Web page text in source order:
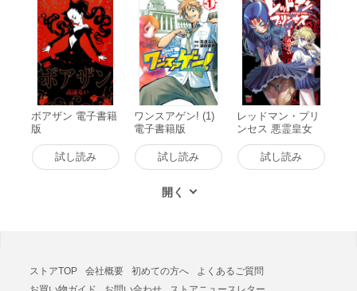
ボアザン 電子書籍
版
試し読み
ワンスアゲン! (1)
電子書籍版
試し読み
レッドマン・プリ
ンセス 悪霊皇女
(1) 電子書籍版
試し読み
ストアTOP 会社概要 初めての方へ
よくあるご質問